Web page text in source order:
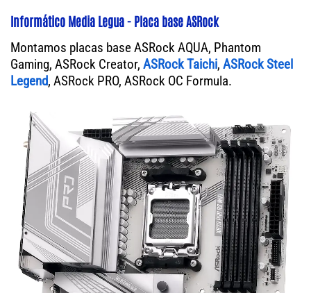
Informático Media Legua - Placa base ASRock
Montamos placas base ASRock AQUA, Phantom
Gaming, ASRock Creator, ASRock Taichi, ASRock Steel
Legend, ASRock PRO, ASRock OC Formula.